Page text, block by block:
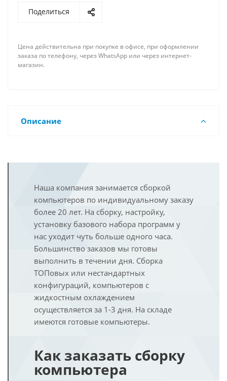
Поделиться
Цена действительна при покупке в офисе, при оформлении
заказа по телефону, через WhatsApp или через интернет-
магазин.
Описание
Наша компания занимается сборкой
компьютеров по индивидуальному заказу
более 20 лет. На сборку, настройку,
установку базового набора программ у
нас уходит чуть больше одного часа.
Большинство заказов мы готовы
выполнить в течении дня. Сборка
ТОПовых или нестандартных
конфигураций, компьютеров с
жидкостным охлаждением
осуществляется за 1-3 дня. На складе
имеются готовые компьютеры.
Как заказать сборку
компьютера